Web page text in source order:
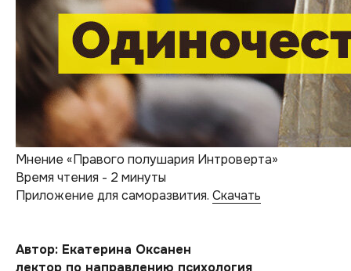
Мнение «Правого полушария Интроверта»
Время чтения - 2 минуты
Приложение для саморазвития. Скачать
Автор: Екатерина Оксанен
лектор по направлению психология